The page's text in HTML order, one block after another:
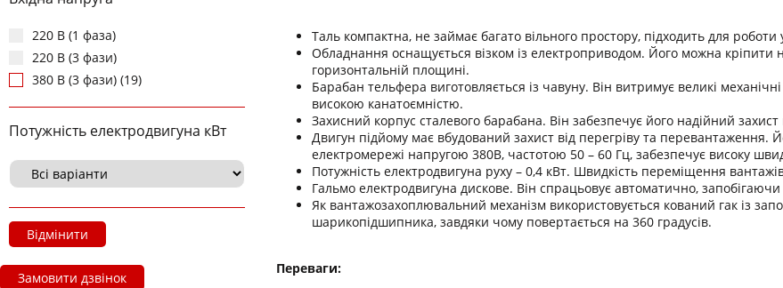
220 В (1 фаза)
220 В (3 фази)
380 В (3 фази) (19)
Потужність електродвигуна кВт
Відмінити
Замовити дзвінок
Таль компактна, не займає багато вільного простору, підходить для
Обладнання оснащується візком із електроприводом. Його можна
горизонтальній площині.
Барабан тельфера виготовляється із чавуну. Він витримує великі
високою канатоємністю.
Захисний корпус сталевого барабана. Він забезпечує його надійний
Двигун підйому має вбудований захист від перегріву та перевантаження.
електромережі напругою 380В, частотою 50 – 60 Гц, забезпечує високу
Потужність електродвигуна руху – 0,4 кВт. Швидкість переміщення
Гальмо електродвигуна дискове. Він спрацьовує автоматично,
Як вантажозахоплювальний механізм використовується кований гак із
шарикопідшипника, завдяки чому повертається на 360 градусів.
Переваги: